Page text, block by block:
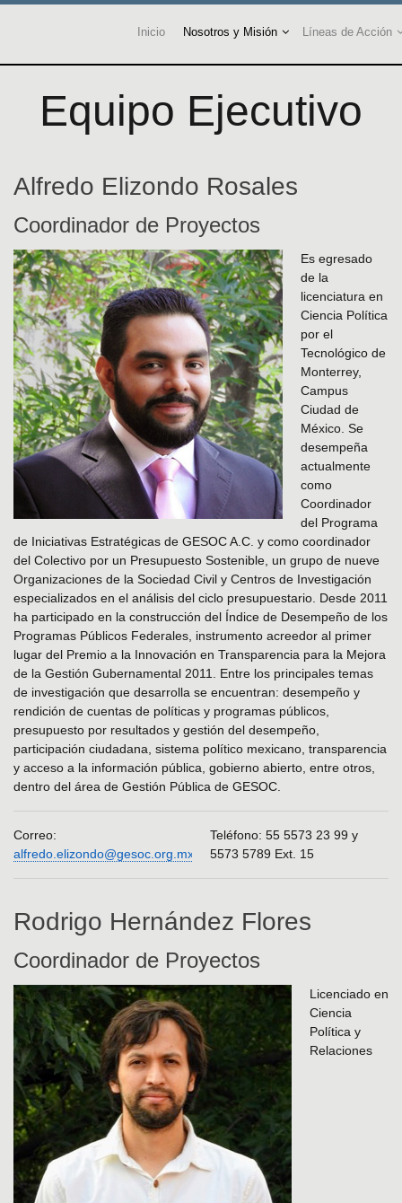
Inicio Nosotros y Misión Líneas de Acción
Equipo Ejecutivo
Alfredo Elizondo Rosales
Coordinador de Proyectos
Es egresado
de la
licenciatura en
Ciencia Política
por el
Tecnológico de
Monterrey,
Campus
Ciudad de
México. Se
desempeña
actualmente
como
Coordinador
del Programa
de Iniciativas Estratégicas de GESOC A.C. y como coordinador
del Colectivo por un Presupuesto Sostenible, un grupo de nueve
Organizaciones de la Sociedad Civil y Centros de Investigación
especializados en el análisis del ciclo presupuestario. Desde 2011
ha participado en la construcción del Índice de Desempeño de los
Programas Públicos Federales, instrumento acreedor al primer
lugar del Premio a la Innovación en Transparencia para la Mejora
de la Gestión Gubernamental 2011. Entre los principales temas
de investigación que desarrolla se encuentran: desempeño y
rendición de cuentas de políticas y programas públicos,
presupuesto por resultados y gestión del desempeño,
participación ciudadana, sistema político mexicano, transparencia
y acceso a la información pública, gobierno abierto, entre otros,
dentro del área de Gestión Pública de GESOC.
Correo:
alfredo.elizondo@gesoc.org.mx
Teléfono: 55 5573 23 99 y
5573 5789 Ext. 15
Rodrigo Hernández Flores
Coordinador de Proyectos
Licenciado en
Ciencia
Política y
Relaciones